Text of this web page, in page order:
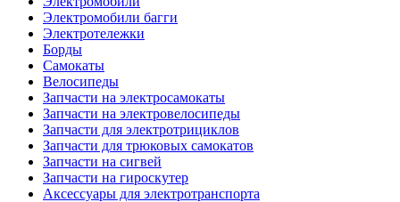
Электромобили багги
Электротележки
Борды
Самокаты
Велосипеды
Запчасти на электросамокаты
Запчасти на электровелосипеды
Запчасти для электротрициклов
Запчасти для трюковых самокатов
Запчасти на сигвей
Запчасти на гироскутер
Аксессуары для электротранспорта